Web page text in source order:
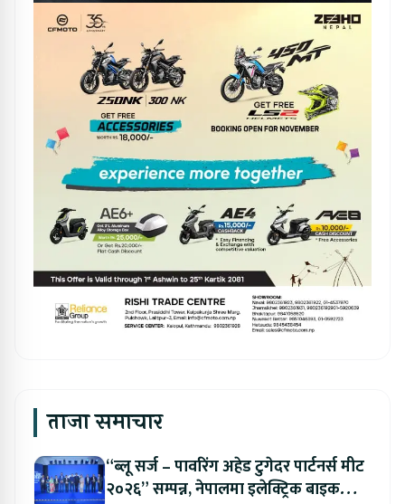
ताजा समाचार
“ब्लू सर्ज – पावरिंग अहेड टुगेदर पार्टनर्स मीट
२०२६” सम्पन्न, नेपालमा इलेक्ट्रिक बाइक